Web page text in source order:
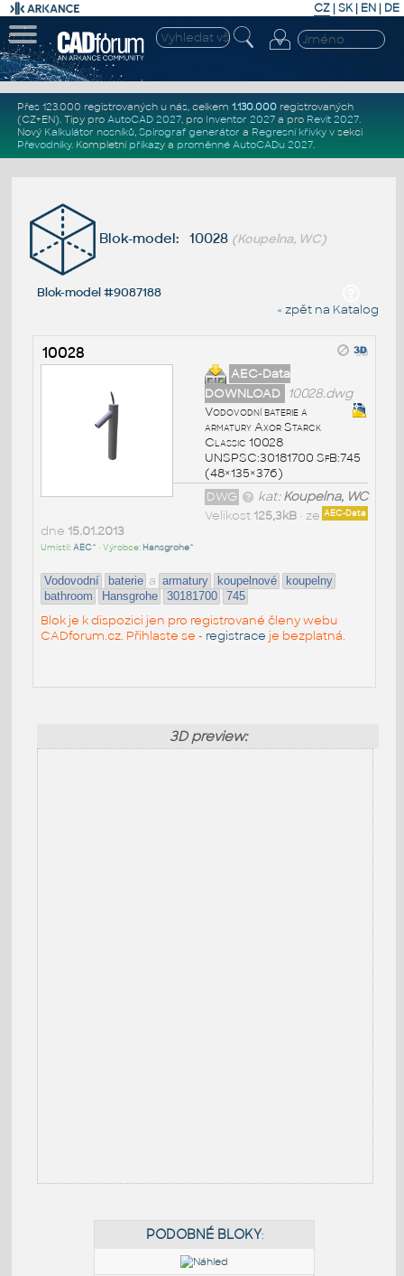
CZ | SK| EN | DE
Přes 123.000 registrovaných u nás, celkem 1.130.000registrovaných
(CZ+EN). Tipy pro AutoCAD 2027, pro Inventor 2027a pro Revit 2027.
Nový Kalkulátor nosníků, Spirograf generátor a Regresní křivkyv sekci
Převodníky. Kompletní příkazya proměnné AutoCADu 2027.
Blok-model: 10028 (Koupelna, WC)
Blok-model #9087188
« zpět na Katalog
10028
AEC-Data
DOWNLOAD
10028.dwg
Vodovodní baterie a
armatury Axor Starck
Classic 10028
UNSPSC:30181700 SfB:745
(48×135×376)
kat:Koupelna, WC
DWG
AEC-Data
Velikost 125,3kB• ze
dne 15.01.2013
Umístil:AEC^ • Výrobce: Hansgrohe^
Vodovodní baterie a armatury koupelnové
koupelny
bathroom
Hansgrohe 30181700 745
Blok je k dispozici jen pro registrované členy webu
CADforum.cz. Přihlaste se - registrace je bezplatná.
3D preview: